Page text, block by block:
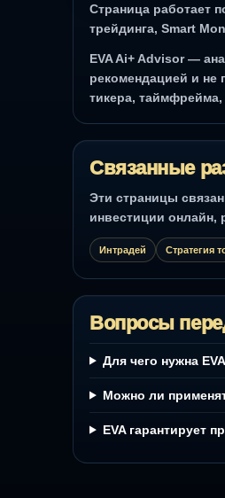
Страница работает
трейдинга, Smart
EVA Ai+ Advisor —
рекомендацией и не
тикера,
Связанные
Эти страницы
инвестиции онлайн,
Интрадей Стратегия
Вопросы
Для чего нужна
Можно ли
EVA гарантирует